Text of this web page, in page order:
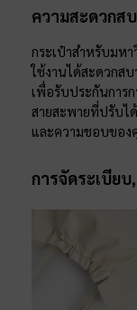
ความสะดวกส
กระเป๋าสำหรับมห
ใช้งานได้สะดวกส
เพื่อรับประกันการ
สายสะพายที่ปรับไ
และความชอบขอ
การจัดระเบียบ